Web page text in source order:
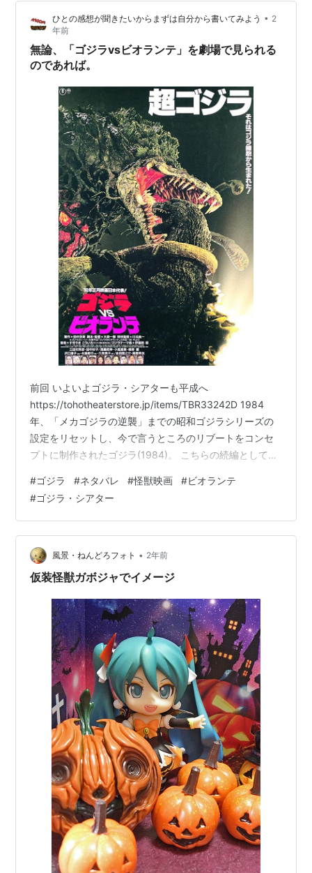
ラ映画だと思っている。 ネタばれ全開です。 鑑賞映画
_2025/11/02 キャッチコピー 上映時間 鑑賞周回数 はね
いぬ感想） 苦手だったこ…
ひとの感想が聞きたいからまずは自分から書いてみよう • 2
年前
無論、「ゴジラvsビオランテ」を劇場で見られる
のであれば。
前回 いよいよゴジラ・シアターも平成へ
https://tohotheaterstore.jp/items/TBR33242D 1984
年、「メカゴジラの逆襲」までの昭和ゴジラシリーズの
設定をリセットし、今で言うところのリブートをコンセ
プトに制作されたゴジラ(1984)。 こちらの続編として5
ラ対○○の第一弾、それがvsビオランテ。今作です。 vs
シリーズは、ミニチュア特撮が極まり、CG本格化前夜と
なる90年代の怪獣映画の特異点とも言うべき時期の作品
群です。近い時期にはゴジラに限らず、平成ガメラ三部
作や平成モスラ三部作など、特異な人気を持つ作…
#ゴジラ #ネタバレ #怪獣映画 #ビオランテ
#ゴジラ・シアター
風景・ねんどろフォト • 2年前
仮装怪獣ガボジャでイメージ